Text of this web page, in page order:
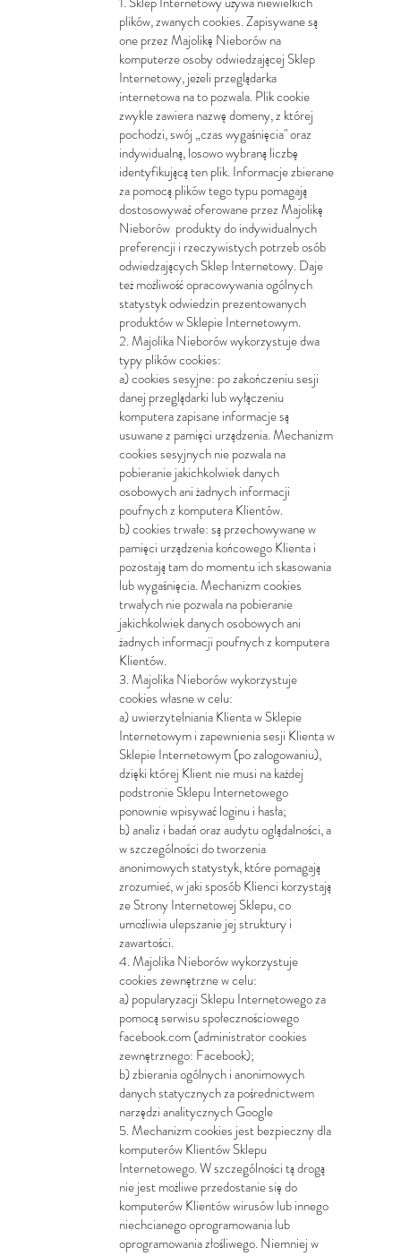
plików, zwanych cookies. Zapisywane są
one przez Majolikę Nieborów na
komputerze osoby odwiedzającej Sklep
Internetowy, jeżeli przeglądarka
internetowa na to pozwala. Plik cookie
zwykle zawiera nazwę domeny, z której
pochodzi, swój „czas wygaśnięcia" oraz
indywidualną, losowo wybraną liczbę
identyfikującą ten plik. Informacje zbierane
za pomocą plików tego typu pomagają
dostosowywać oferowane przez Majolikę
Nieborów produkty do indywidualnych
preferencji i rzeczywistych potrzeb osób
odwiedzających Sklep Internetowy. Daje
też możliwość opracowywania ogólnych
statystyk odwiedzin prezentowanych
produktów w Sklepie Internetowym.
2. Majolika Nieborów wykorzystuje dwa
typy plików cookies:
a) cookies sesyjne: po zakończeniu sesji
danej przeglądarki lub wyłączeniu
komputera zapisane informacje są
usuwane z pamięci urządzenia. Mechanizm
cookies sesyjnych nie pozwala na
pobieranie jakichkolwiek danych
osobowych ani żadnych informacji
poufnych z komputera Klientów.
b) cookies trwałe: są przechowywane w
pamięci urządzenia końcowego Klienta i
pozostają tam do momentu ich skasowania
lub wygaśnięcia. Mechanizm cookies
trwałych nie pozwala na pobieranie
jakichkolwiek danych osobowych ani
żadnych informacji poufnych z komputera
Klientów.
3. Majolika Nieborów wykorzystuje
cookies własne w celu:
a) uwierzytelniania Klienta w Sklepie
Internetowym i zapewnienia sesji Klienta w
Sklepie Internetowym (po zalogowaniu),
dzięki której Klient nie musi na każdej
podstronie Sklepu Internetowego
ponownie wpisywać loginu i hasła;
b) analiz i badań oraz audytu oglądalności, a
w szczególności do tworzenia
anonimowych statystyk, które pomagają
zrozumieć, w jaki sposób Klienci korzystają
ze Strony Internetowej Sklepu, co
umożliwia ulepszanie jej struktury i
zawartości.
4. Majolika Nieborów wykorzystuje
cookies zewnętrzne w celu:
a) popularyzacji Sklepu Internetowego za
pomocą serwisu społecznościowego
facebook.com (administrator cookies
zewnętrznego: Facebook);
b) zbierania ogólnych i anonimowych
danych statycznych za pośrednictwem
narzędzi analitycznych Google
5. Mechanizm cookies jest bezpieczny dla
komputerów Klientów Sklepu
Internetowego. W szczególności tą drogą
nie jest możliwe przedostanie się do
komputerów Klientów wirusów lub innego
niechcianego oprogramowania lub
oprogramowania złośliwego. Niemniej w